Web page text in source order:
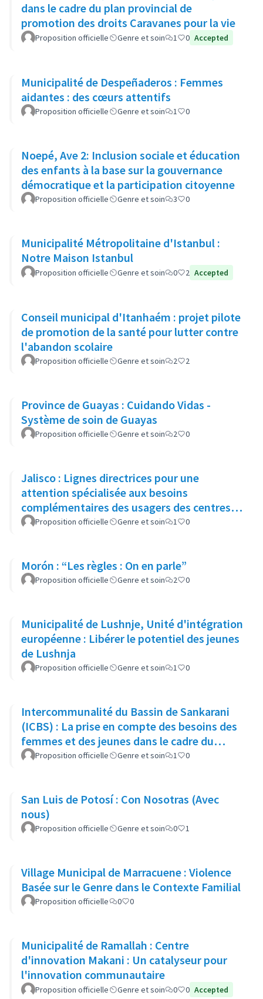
dans le cadre du plan provincial de
promotion des droits Caravanes pour la vie
Proposition officielle Genre et soin 1 0 Accepted
Municipalité de Despeñaderos : Femmes
aidantes : des cœurs attentifs
Proposition officielle Genre et soin 1 0
Noepé, Ave 2: Inclusion sociale et éducation
des enfants à la base sur la gouvernance
démocratique et la participation citoyenne
Proposition officielle Genre et soin 3 0
Municipalité Métropolitaine d'Istanbul :
Notre Maison Istanbul
Proposition officielle Genre et soin 0 2 Accepted
Conseil municipal d'Itanhaém : projet pilote
de promotion de la santé pour lutter contre
l'abandon scolaire
Proposition officielle Genre et soin 2 2
Province de Guayas : Cuidando Vidas -
Système de soin de Guayas
Proposition officielle Genre et soin 2 0
Jalisco : Lignes directrices pour une
attention spécialisée aux besoins
complémentaires des usagers des centres
de justice pour les femmes dans l'État
Proposition officielle Genre et soin 1 0
Morón : “Les règles : On en parle”
Proposition officielle Genre et soin 2 0
Municipalité de Lushnje, Unité d'intégration
européenne : Libérer le potentiel des jeunes
de Lushnja
Proposition officielle Genre et soin 1 0
Intercommunalité du Bassin de Sankarani
(ICBS) : La prise en compte des besoins des
femmes et des jeunes dans le cadre du
Projet d'Embouche Bovine
Proposition officielle Genre et soin 1 0
San Luis de Potosí : Con Nosotras (Avec
nous)
Proposition officielle Genre et soin 0 1
Village Municipal de Marracuene : Violence
Basée sur le Genre dans le Contexte Familial
Proposition officielle 0 0
Municipalité de Ramallah : Centre
d'innovation Makani : Un catalyseur pour
l'innovation communautaire
Proposition officielle Genre et soin 0 0 Accepted